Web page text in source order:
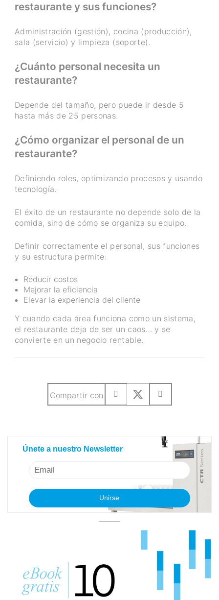
restaurante y sus funciones?
Administración (gestión), cocina (producción),
sala (servicio) y limpieza (soporte).
¿Cuánto personal necesita un
restaurante?
Depende del tamaño, pero puede ir desde 5
hasta más de 25 personas.
¿Cómo organizar el personal de un
restaurante?
Definiendo roles, optimizando procesos y usando
tecnología.
El éxito de un restaurante no depende solo de la
comida, sino de cómo se organiza su equipo.
Definir correctamente el personal, sus funciones
y su estructura permite:
Reducir costos
Mejorar la eficiencia
Elevar la experiencia del cliente
Y cuando cada área funciona como un sistema,
el restaurante deja de ser un caos… y se
convierte en un negocio rentable.
Compartir con
Únete a nuestro Newsletter